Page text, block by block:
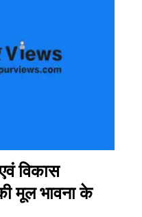
विकास
मूल भावना के